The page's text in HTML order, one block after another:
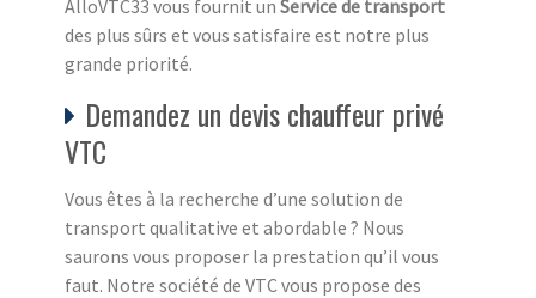
AlloVTC33 vous fournit un Service de transport
des plus sûrs et vous satisfaire est notre plus
grande priorité.
Demandez un devis chauffeur privé
VTC
Vous êtes à la recherche d’une solution de
transport qualitative et abordable ? Nous
saurons vous proposer la prestation qu’il vous
faut. Notre société de VTC vous propose des